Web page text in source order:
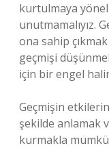
kurtulmaya
unutmamalıyız.
ona sahip
geçmişi
için bir engel
Geçmişin
şekilde anlamak
kurmakla